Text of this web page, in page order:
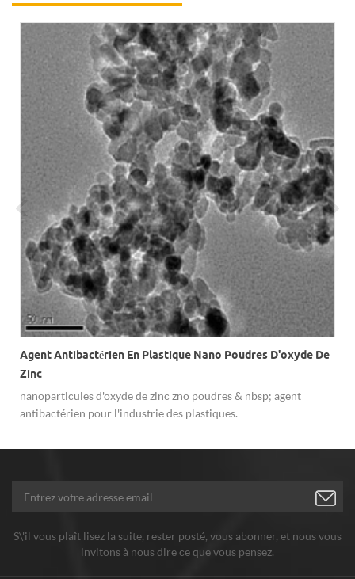
Agent Antibactérien En Plastique Nano Poudres D'oxyde De
Zinc
nanoparticules d'oxyde de zinc zno poudres & nbsp; agent
antibactérien pour l'industrie des plastiques.
S\'il vous plaît lisez la suite, rester posté, vous abonner, et nous vous
invitons à nous dire ce que vous pensez.